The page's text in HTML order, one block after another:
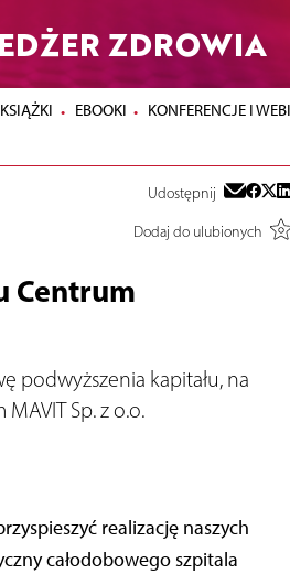
ZDROWIA
KSIĄŻKI EBOOKI KONFERENCJE I
Udostępnij
Dodaj do ulubionych
Centrum
podwyższenia kapitału, na
Sp. z o.o.
realizację naszych
całodobowego szpitala